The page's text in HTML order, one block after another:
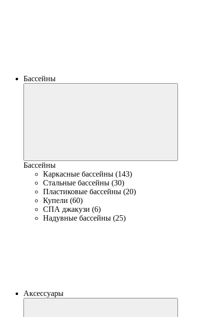
Бассейны
Бассейны
Каркасные бассейны (143)
Стальные бассейны (30)
Пластиковые бассейны (20)
Купели (60)
СПА джакузи (6)
Надувные бассейны (25)
Аксессуары